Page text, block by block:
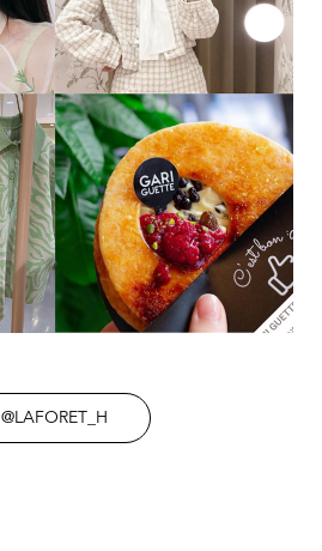
@LAFORET_H